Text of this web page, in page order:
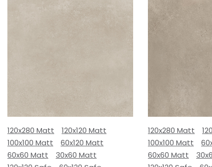
120x280 Matt
120x120 Matt
100x100 Matt
60x120 Matt
60x60 Matt
30x60 Matt
120x280 Matt
100x100 Matt
60x60 Matt